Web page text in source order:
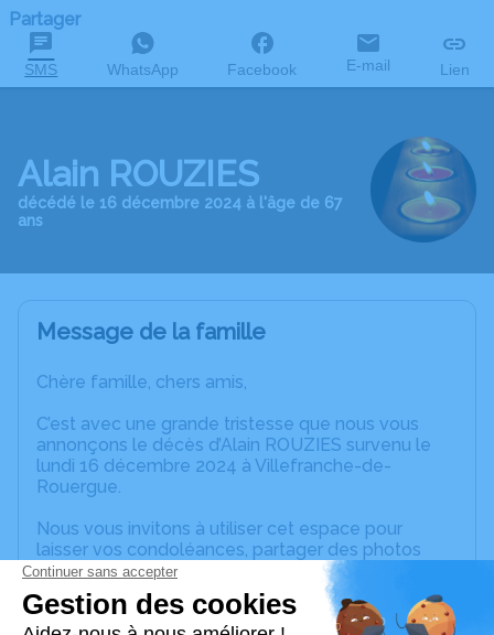
Partager
SMS WhatsApp Facebook E-mail Lien
Alain ROUZIES
décédé le 16 décembre 2024 à l'âge de 67
ans
Message de la famille
Chère famille, chers amis,
C’est avec une grande tristesse que nous vous
annonçons le décès d’Alain ROUZIES survenu le
lundi 16 décembre 2024 à Villefranche-de-
Rouergue.
Nous vous invitons à utiliser cet espace pour
laisser vos condoléances, partager des photos
souvenirs, une anecdote ou exprimer vos pensées
à travers des poèmes ou des textes. Cet endroit
est un lieu d'expression dédié à honorer la